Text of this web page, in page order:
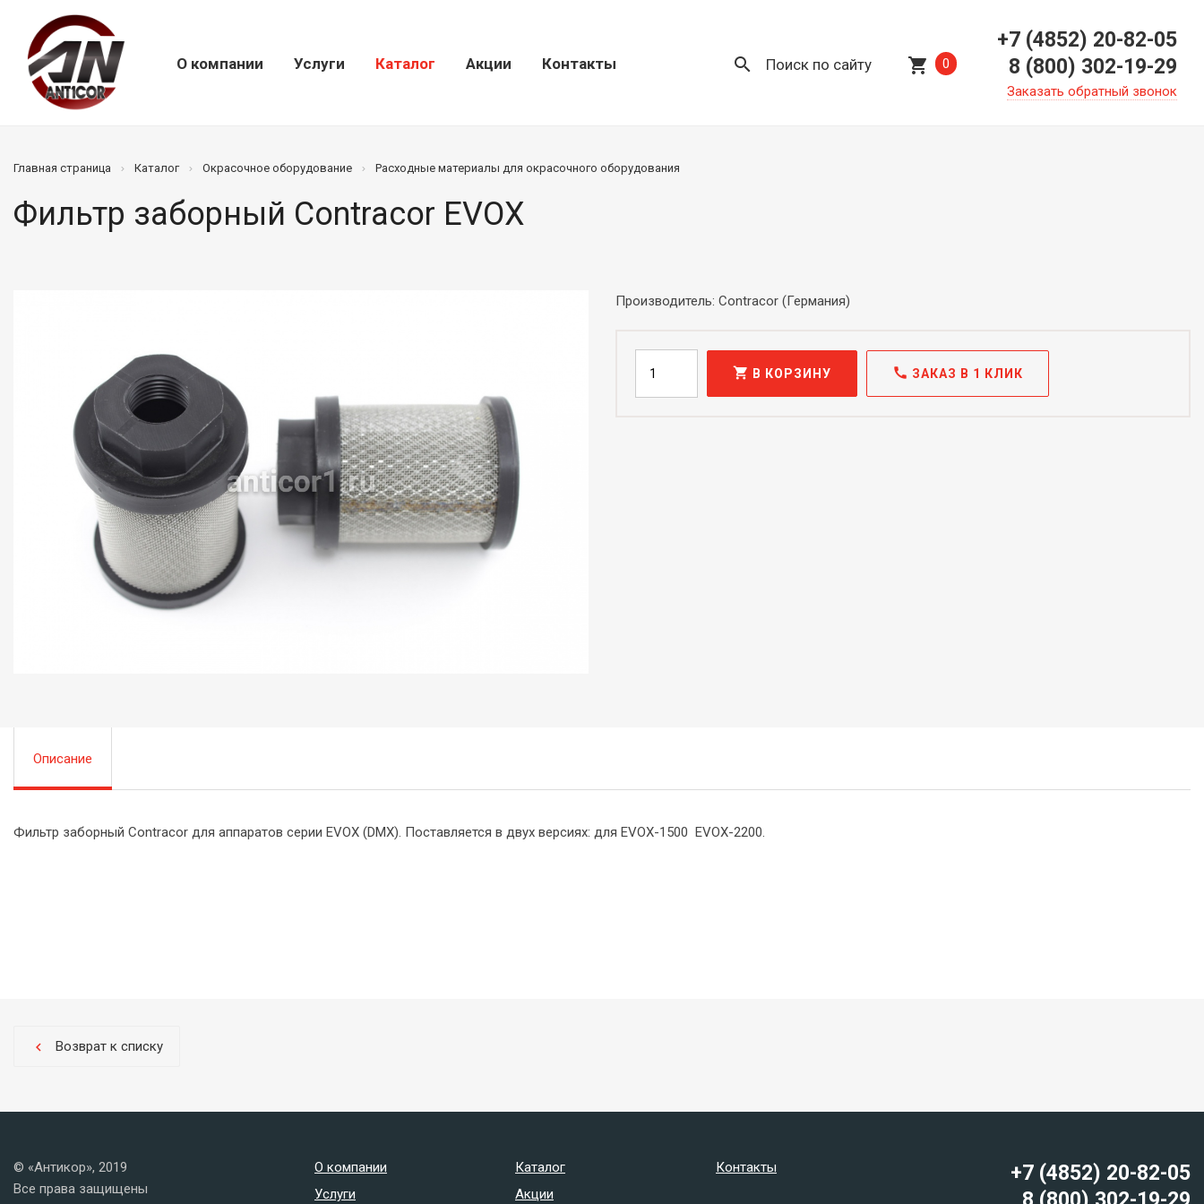
О компании Услуги Каталог Акции Контакты search Поиск по сайту shopping_cart 0
+7 (4852) 20-82-05
8 (800) 302-19-29
Заказать обратный звонок
Главная страница Каталог Окрасочное оборудование Расходные материалы для окрасочного оборудования
Фильтр заборный Contracor EVOX
Производитель: Contracor (Германия)
shopping_cart В КОРЗИНУ call ЗАКАЗ В 1 КЛИК
Описание
Фильтр заборный Contracor для аппаратов серии EVOX (DMX). Поставляется в двух версиях: для EVOX-1500 EVOX-2200.
chevron_left Возврат к списку
© «Антикор», 2019
Все права защищены
О компании
Услуги
Каталог
Акции
Контакты
+7 (4852) 20-82-05